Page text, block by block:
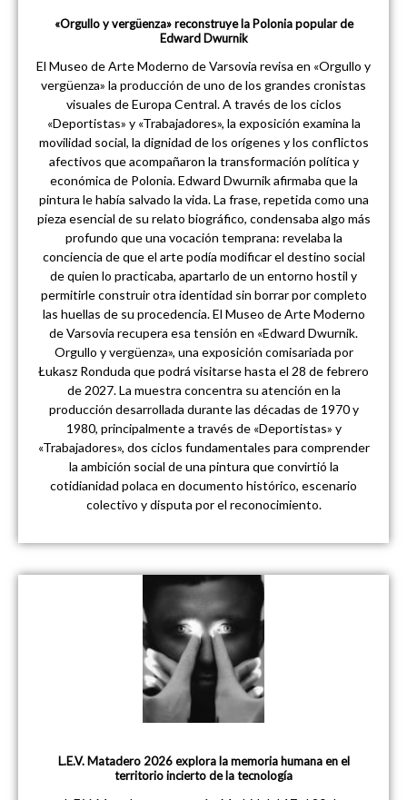
«Orgullo y vergüenza» reconstruye la Polonia popular de
Edward Dwurnik
El Museo de Arte Moderno de Varsovia revisa en «Orgullo y
vergüenza» la producción de uno de los grandes cronistas
visuales de Europa Central. A través de los ciclos
«Deportistas» y «Trabajadores», la exposición examina la
movilidad social, la dignidad de los orígenes y los conflictos
afectivos que acompañaron la transformación política y
económica de Polonia. Edward Dwurnik afirmaba que la
pintura le había salvado la vida. La frase, repetida como una
pieza esencial de su relato biográfico, condensaba algo más
profundo que una vocación temprana: revelaba la
conciencia de que el arte podía modificar el destino social
de quien lo practicaba, apartarlo de un entorno hostil y
permitirle construir otra identidad sin borrar por completo
las huellas de su procedencia. El Museo de Arte Moderno
de Varsovia recupera esa tensión en «Edward Dwurnik.
Orgullo y vergüenza», una exposición comisariada por
Łukasz Ronduda que podrá visitarse hasta el 28 de febrero
de 2027. La muestra concentra su atención en la
producción desarrollada durante las décadas de 1970 y
1980, principalmente a través de «Deportistas» y
«Trabajadores», dos ciclos fundamentales para comprender
la ambición social de una pintura que convirtió la
cotidianidad polaca en documento histórico, escenario
colectivo y disputa por el reconocimiento.
L.E.V. Matadero 2026 explora la memoria humana en el
territorio incierto de la tecnología